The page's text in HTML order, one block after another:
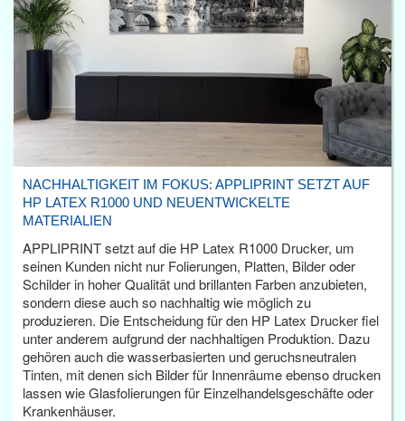
NACHHALTIGKEIT IM FOKUS: APPLIPRINT SETZT AUF
HP LATEX R1000 UND NEUENTWICKELTE
MATERIALIEN
APPLIPRINT setzt auf die HP Latex R1000 Drucker, um
seinen Kunden nicht nur Folierungen, Platten, Bilder oder
Schilder in hoher Qualität und brillanten Farben anzubieten,
sondern diese auch so nachhaltig wie möglich zu
produzieren. Die Entscheidung für den HP Latex Drucker fiel
unter anderem aufgrund der nachhaltigen Produktion. Dazu
gehören auch die wasserbasierten und geruchsneutralen
Tinten, mit denen sich Bilder für Innenräume ebenso drucken
lassen wie Glasfolierungen für Einzelhandelsgeschäfte oder
Krankenhäuser.